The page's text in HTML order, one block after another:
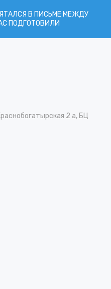
В ПИCЬМЕ МЕЖДУ
ПОДГОТОВИЛИ
2 а, БЦ